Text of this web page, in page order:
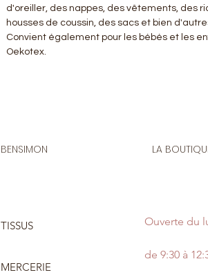
d'oreiller, des nappes, des vêtements, des
housses de coussin, des sacs et bien
Convient également pour les bébés et les
Oekotex.
BENSIMON
TISSUS
MERCERIE
LA
Ouverte du
de 9:30 à